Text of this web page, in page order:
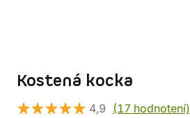
Kostená kocka
4,9 (17 hodnotení)